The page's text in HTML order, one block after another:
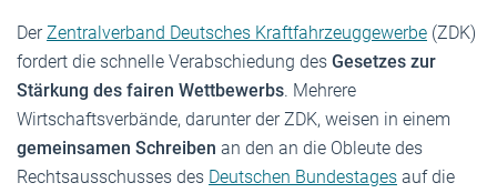
DerZentralverband Deutsches Kraftfahrzeuggewerbe (ZDK)
fordert die schnelle Verabschiedung des Gesetzes zur
Stärkung des fairen Wettbewerbs. Mehrere
Wirtschaftsverbände, darunter der ZDK, weisen in einem
gemeinsamen Schreiben an den an die Obleute des
Rechtsausschusses des Deutschen Bundestages auf die